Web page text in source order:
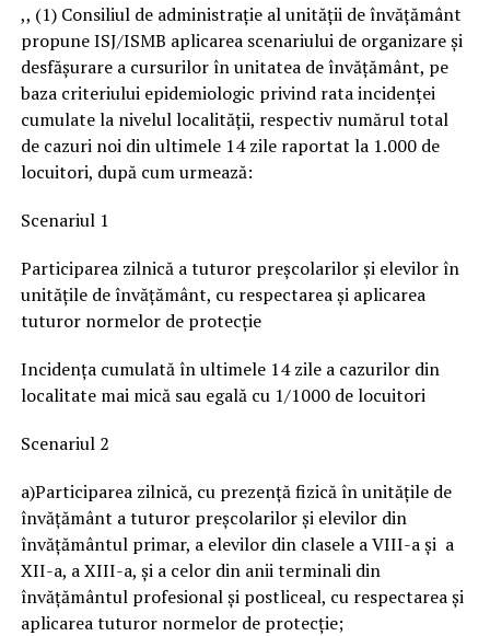
,, (1) Consiliul de administraţie al unităţii de învăţământ
propune ISJ/ISMB aplicarea scenariului de organizare şi
desfăşurare a cursurilor în unitatea de învăţământ, pe
baza criteriului epidemiologic privind rata incidenţei
cumulate la nivelul localităţii, respectiv numărul total
de cazuri noi din ultimele 14 zile raportat la 1.000 de
locuitori, după cum urmează:
Scenariul 1
Participarea zilnică a tuturor preşcolarilor şi elevilor în
unităţile de învăţământ, cu respectarea şi aplicarea
tuturor normelor de protecţie
Incidența cumulată în ultimele 14 zile a cazurilor din
localitate mai mică sau egală cu 1/1000 de locuitori
Scenariul 2
a)Participarea zilnică, cu prezență fizică în unitățile de
învățământ a tuturor preşcolarilor şi elevilor din
învăţământul primar, a elevilor din clasele a VIII-a şi a
XII-a, a XIII-a, și a celor din anii terminali din
învățământul profesional și postliceal, cu respectarea şi
aplicarea tuturor normelor de protecţie;